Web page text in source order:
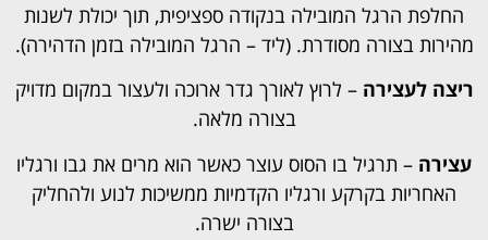
החלפת הרגל המובילה בנקודה ספציפית, תוך יכולת לשנות
מהירות בצורה מסודרת. (ליד – הרגל המובילה בזמן הדהירה).
ריצה לעצירה – לרוץ לאורך גדר ארוכה ולעצור במקום מדויק
בצורה מלאה.
עצירה – תרגיל בו הסוס עוצר כאשר הוא מרים את גבו ורגליו
האחריות בקרקע ורגליו הקדמיות ממשיכות לנוע ולהחליק
בצורה ישרה.